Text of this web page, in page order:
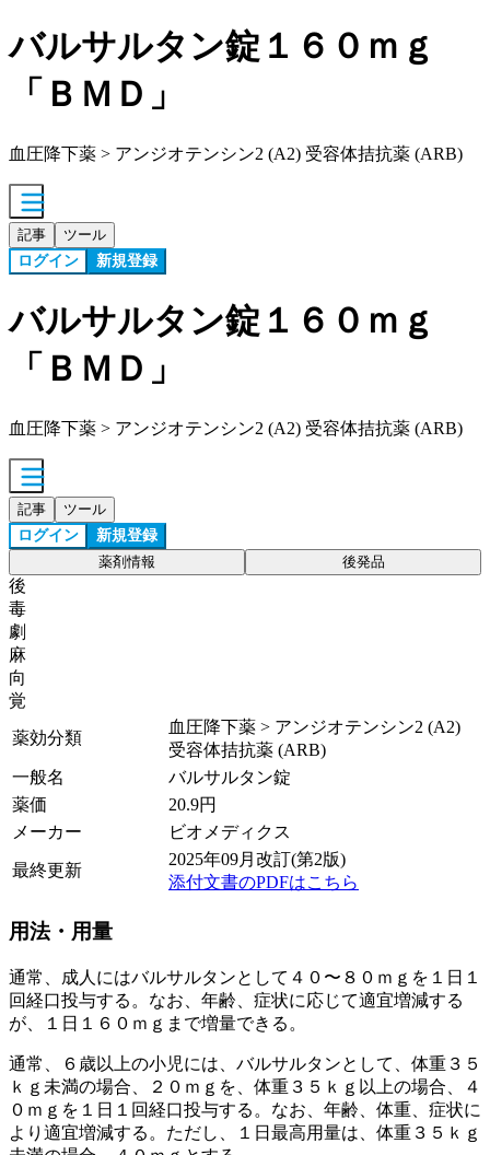
バルサルタン錠１６０ｍｇ
「ＢＭＤ」
血圧降下薬 > アンジオテンシン2 (A2) 受容体拮抗薬 (ARB)
記事 ツール
ログイン 新規登録
バルサルタン錠１６０ｍｇ
「ＢＭＤ」
血圧降下薬 > アンジオテンシン2 (A2) 受容体拮抗薬 (ARB)
記事 ツール
ログイン 新規登録
薬剤情報 後発品
後
毒
劇
麻
向
覚
薬効分類
血圧降下薬 > アンジオテンシン2 (A2)
受容体拮抗薬 (ARB)
一般名
バルサルタン錠
薬価
20.9円
メーカー
ビオメディクス
最終更新
2025年09月改訂(第2版)
添付文書のPDFはこちら
用法・用量
通常、成人にはバルサルタンとして４０〜８０ｍｇを１日１
回経口投与する。なお、年齢、症状に応じて適宜増減する
が、１日１６０ｍｇまで増量できる。
通常、６歳以上の小児には、バルサルタンとして、体重３５
ｋｇ未満の場合、２０ｍｇを、体重３５ｋｇ以上の場合、４
０ｍｇを１日１回経口投与する。なお、年齢、体重、症状に
より適宜増減する。ただし、１日最高用量は、体重３５ｋｇ